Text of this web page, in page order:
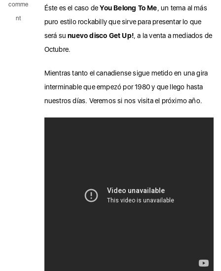
Éste es el caso deYou Belong To Me , un tema al más
puro estilo rockabilly que sirve para presentar lo que
será sunuevo disco Get Up! , a la venta a mediados de
Octubre.
Mientras tanto el canadiense sigue metido en una gira
interminable que empezó por 1980 y que llego hasta
nuestros días. Veremos si nos visita el próximo año.
comme
nt